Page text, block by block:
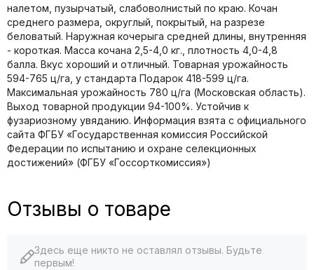
налетом, пузырчатый, слабоволнистый по краю. Кочан
среднего размера, округлый, покрытый, на разрезе
беловатый. Наружная кочерыга средней длины, внутренняя
- короткая. Масса кочана 2,5-4,0 кг., плотность 4,0-4,8
балла. Вкус хороший и отличный. Товарная урожайность
594-765 ц/га, у стандарта Подарок 418-599 ц/га.
Максимальная урожайность 780 ц/га (Московская область).
Выход товарной продукции 94-100%. Устойчив к
фузариозному увяданию. Информация взята с официального
сайта ФГБУ «Государственная комиссия Российской
Федерации по иcпытанию и охране селекционных
достижений» (ФГБУ «Госсорткомиссия»)
Отзывы о товаре
Здесь еще никто не оставлял отзывы. Будьте
первым!